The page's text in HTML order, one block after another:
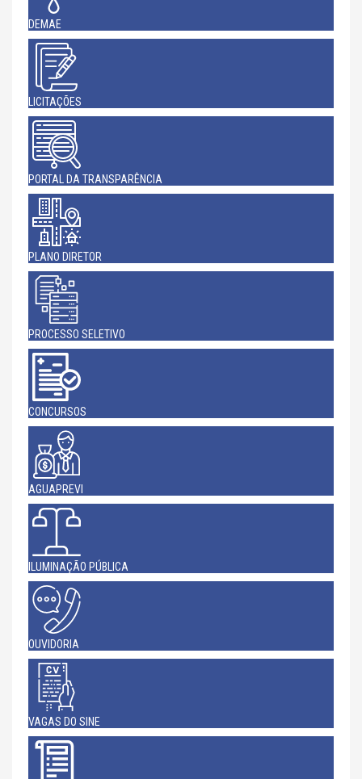
DEMAE
LICITAÇÕES
PORTAL DA TRANSPARÊNCIA
PLANO DIRETOR
PROCESSO SELETIVO
CONCURSOS
AGUAPREVI
ILUMINAÇÃO PÚBLICA
OUVIDORIA
VAGAS DO SINE